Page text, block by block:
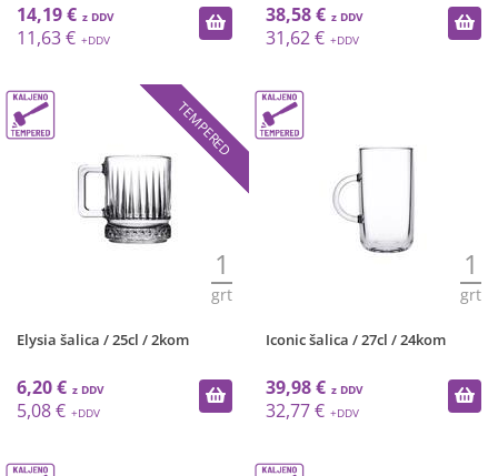
14,19 €
11,63 €
38,58 €
31,62 €
1
grt
TEMPERED
Elysia šalica / 25cl / 2kom
6,20 €
5,08 €
1
grt
Iconic šalica / 27cl / 24kom
39,98 €
32,77 €